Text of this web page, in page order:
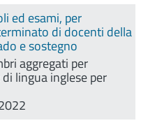
ed esami, per
di docenti della
e sostegno
aggregati per
lingua inglese per